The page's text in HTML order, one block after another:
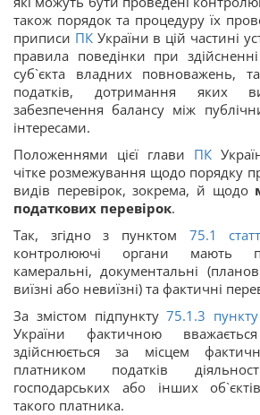
також порядок та процедуру їх
приписи ПКУкраїни в цій частині
правила поведінки при
суб`єкта владних повноважень,
податків, дотримання яких
забезпечення балансу між
інтересами.
Положеннями цієї глави ПК
чітке розмежування щодо порядку
видів перевірок, зокрема, й щодо
податкових перевірок.
Так, згідно з пунктом 75.1
контролюючі органи мають
камеральні, документальні
виїзні або невиїзні) та фактичні
За змістом підпункту75.1.3
України фактичною
здійснюється за місцем
платником податків
господарських або інших
такого платника.